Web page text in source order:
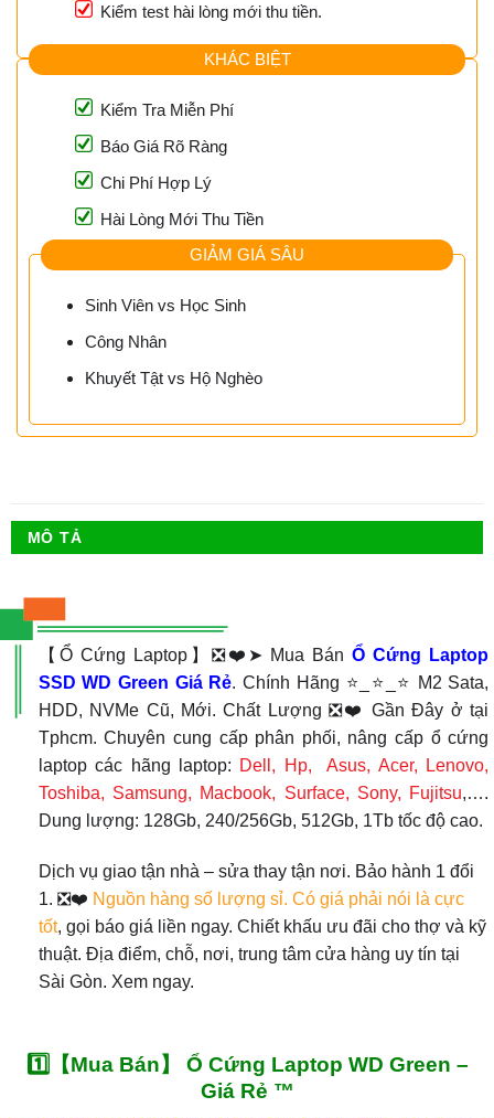
Kiểm test hài lòng mới thu tiền.
KHÁC BIỆT
Kiểm Tra Miễn Phí
Báo Giá Rõ Ràng
Chi Phí Hợp Lý
Hài Lòng Mới Thu Tiền
GIẢM GIÁ SÂU
Sinh Viên vs Học Sinh
Công Nhân
Khuyết Tật vs Hộ Nghèo
MÔ TẢ
【Ổ Cứng Laptop】❎❤️➤ Mua BánỔ Cứng Laptop
SSD WD Green Giá Rẻ. Chính Hãng ⭐_⭐_⭐ M2 Sata,
HDD, NVMe Cũ, Mới. Chất Lượng ❎❤️ Gần Đây ở tại
Tphcm. Chuyên cung cấp phân phối, nâng cấp ổ cứng
laptop các hãng laptop: Dell, Hp, Asus, Acer, Lenovo,
Toshiba, Samsung, Macbook, Surface, Sony, Fujitsu,….
Dung lượng: 128Gb, 240/256Gb, 512Gb, 1Tb tốc độ cao.
Dịch vụ giao tận nhà – sửa thay tận nơi. Bảo hành 1 đổi
1. ❎❤️ Nguồn hàng số lượng sỉ. Có giá phải nói là cực
tốt, gọi báo giá liền ngay. Chiết khấu ưu đãi cho thợ và kỹ
thuật. Địa điểm, chỗ, nơi, trung tâm cửa hàng uy tín tại
Sài Gòn. Xem ngay.
1️⃣【Mua Bán】 Ổ Cứng Laptop WD Green –
Giá Rẻ ™